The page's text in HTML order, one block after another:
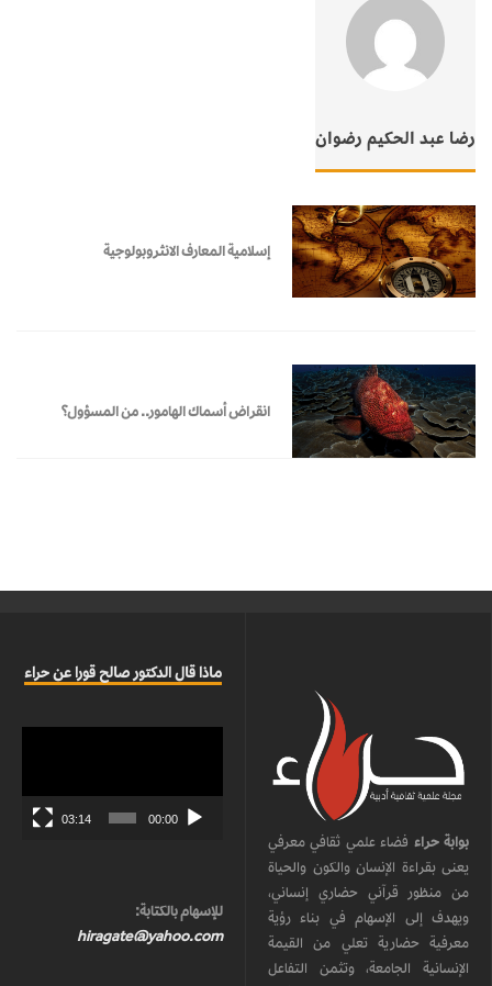
رضا عبد الحكيم رضوان
إسلامية المعارف الانثروبولوجية
انقراض أسماك الهامور.. من المسؤول؟
بوابة حراء فضاء علمي ثقافي معرفي
يعنى بقراءة الإنسان والكون والحياة
من منظور قرآني حضاري إنساني،
ويهدف إلى الإسهام في بناء رؤية
معرفية حضارية تعلي من القيمة
الإنسانية الجامعة، وتثمن التفاعل
ماذا قال الدكتور صالح قورا عن حراء
00:00
03:14
للإسهام بالكتابة:
hiragate@yahoo.com